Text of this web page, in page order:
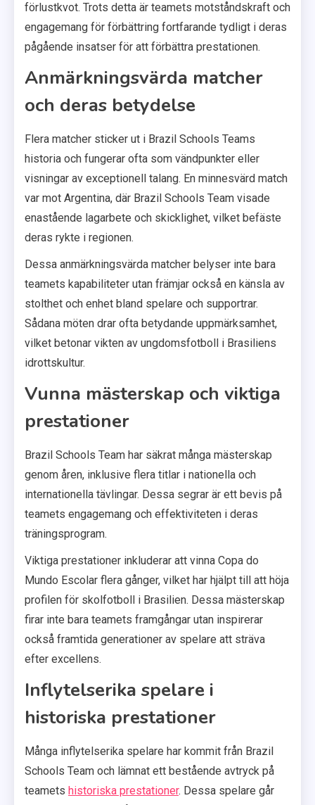
förlustkvot. Trots detta är teamets motståndskraft och
engagemang för förbättring fortfarande tydligt i deras
pågående insatser för att förbättra prestationen.
Anmärkningsvärda matcher
och deras betydelse
Flera matcher sticker ut i Brazil Schools Teams
historia och fungerar ofta som vändpunkter eller
visningar av exceptionell talang. En minnesvärd match
var mot Argentina, där Brazil Schools Team visade
enastående lagarbete och skicklighet, vilket befäste
deras rykte i regionen.
Dessa anmärkningsvärda matcher belyser inte bara
teamets kapabiliteter utan främjar också en känsla av
stolthet och enhet bland spelare och supportrar.
Sådana möten drar ofta betydande uppmärksamhet,
vilket betonar vikten av ungdomsfotboll i Brasiliens
idrottskultur.
Vunna mästerskap och viktiga
prestationer
Brazil Schools Team har säkrat många mästerskap
genom åren, inklusive flera titlar i nationella och
internationella tävlingar. Dessa segrar är ett bevis på
teamets engagemang och effektiviteten i deras
träningsprogram.
Viktiga prestationer inkluderar att vinna Copa do
Mundo Escolar flera gånger, vilket har hjälpt till att höja
profilen för skolfotboll i Brasilien. Dessa mästerskap
firar inte bara teamets framgångar utan inspirerar
också framtida generationer av spelare att sträva
efter excellens.
Inflytelserika spelare i
historiska prestationer
Många inflytelserika spelare har kommit från Brazil
Schools Team och lämnat ett bestående avtryck på
teamets historiska prestationer. Dessa spelare går